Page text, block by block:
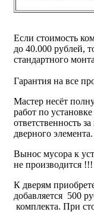
Если стоимость
до 40.000 рублей,
стандартного
Гарантия на все
Мастер несёт
работ по
ответственность
дверного элемента.
Вынос мусора к
не производится !!!
К дверям
добавляется 500
комплекта. При